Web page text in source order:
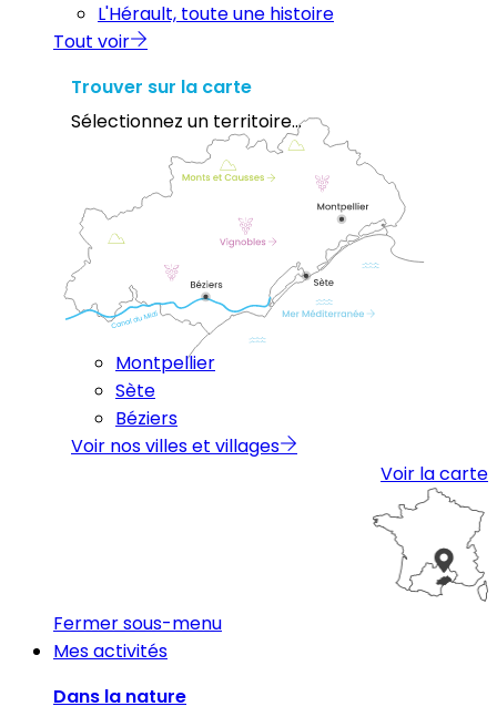
L'Hérault, toute une histoire
Tout voir
Trouver sur la carte
Sélectionnez un territoire...
Montpellier
Sète
Béziers
Voir nos villes et villages
Voir la carte
Fermer sous-menu
Mes activités
Dans la nature